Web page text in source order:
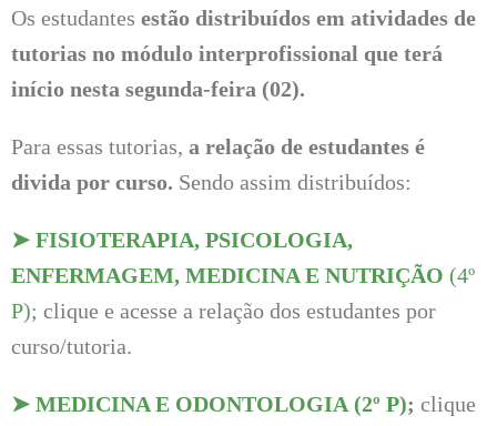
Os estudantes estão distribuídos em atividades de
tutorias no módulo interprofissional que terá
início nesta segunda-feira (02).
Para essas tutorias, a relação de estudantes é
divida por curso. Sendo assim distribuídos:
➤ FISIOTERAPIA, PSICOLOGIA,
ENFERMAGEM, MEDICINA E NUTRIÇÃO (4º
P); clique e acesse a relação dos estudantes por
curso/tutoria.
➤ MEDICINA E ODONTOLOGIA (2º P); clique